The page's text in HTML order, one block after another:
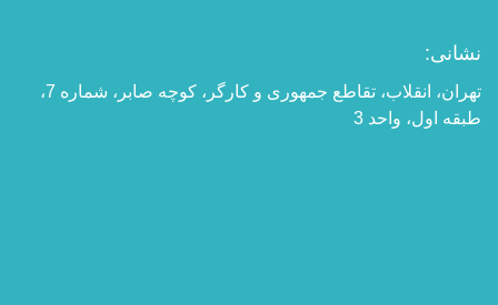
نشانی:
تهران، انقلاب، تقاطع جمهوری و کارگر، کوچه صابر، شماره 7،
طبقه اول، واحد 3